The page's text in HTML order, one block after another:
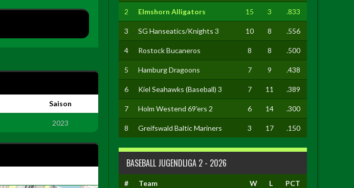
Saison
2023
2 Elmshorn Alligators 15 3 .833
3 SG Hanseatics/Knights 3 10 8 .556
4 Rostock Bucaneros 8 8 .500
5 Hamburg Dragoons 7 9 .438
6 Kiel Seahawks (Baseball) 3 7 11 .389
7 Holm Westend 69'ers 2 6 14 .300
8 Greifswald Baltic Mariners 3 17 .150
BASEBALL JUGENDLIGA 2 - 2026
# Team W L PCT